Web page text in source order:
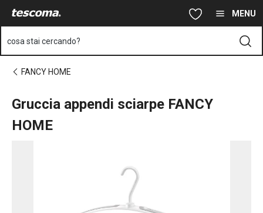
Vai al contenuto principale MENU
cosa stai cercando?
FANCY HOME
Gruccia appendi sciarpe FANCY
HOME